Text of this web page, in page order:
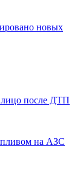
новых
лицо после ДТП
на АЗС